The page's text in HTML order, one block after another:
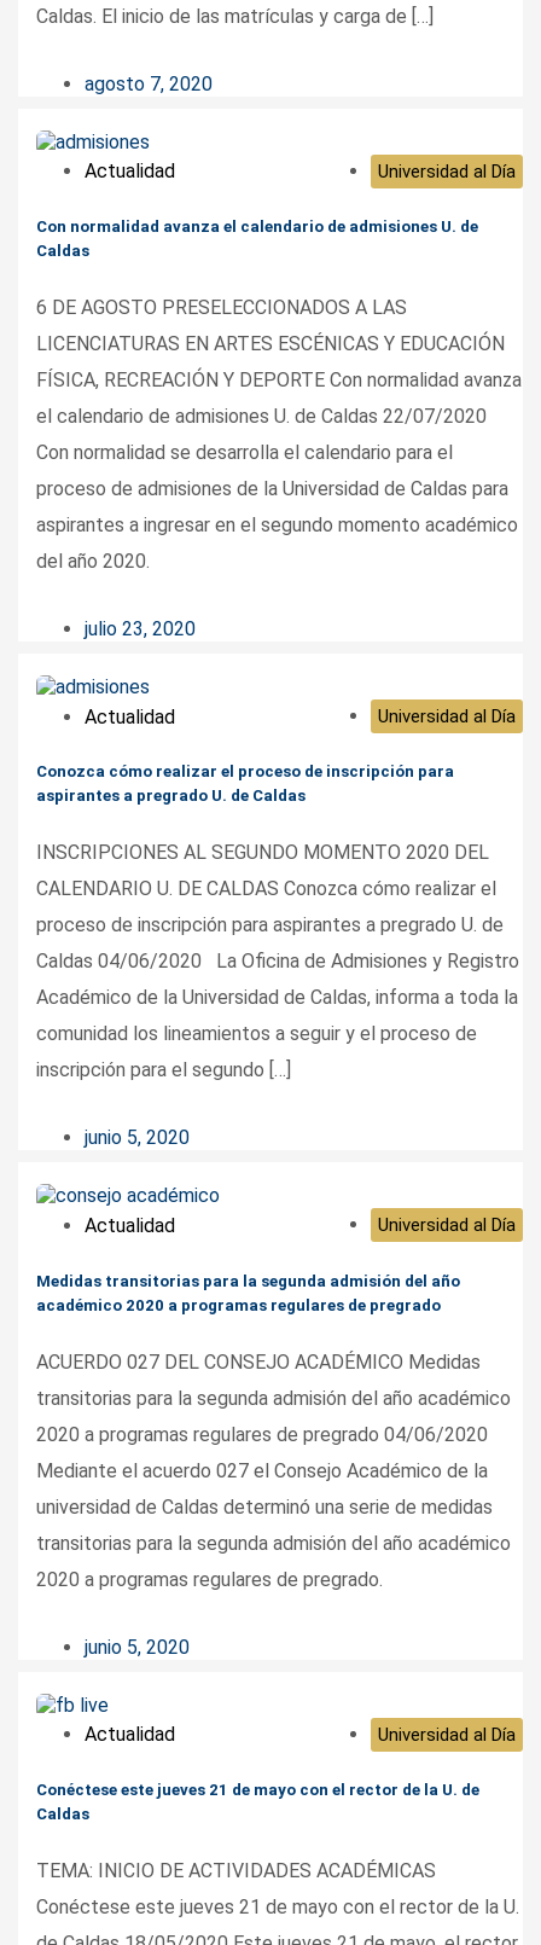
Caldas. El inicio de las matrículas y carga de […]
agosto 7, 2020
Actualidad Universidad al Día
Con normalidad avanza el calendario de admisiones U. de
Caldas
6 DE AGOSTO PRESELECCIONADOS A LAS
LICENCIATURAS EN ARTES ESCÉNICAS Y EDUCACIÓN
FÍSICA, RECREACIÓN Y DEPORTE Con normalidad avanza
el calendario de admisiones U. de Caldas 22/07/2020
Con normalidad se desarrolla el calendario para el
proceso de admisiones de la Universidad de Caldas para
aspirantes a ingresar en el segundo momento académico
del año 2020.
julio 23, 2020
Actualidad Universidad al Día
Conozca cómo realizar el proceso de inscripción para
aspirantes a pregrado U. de Caldas
INSCRIPCIONES AL SEGUNDO MOMENTO 2020 DEL
CALENDARIO U. DE CALDAS Conozca cómo realizar el
proceso de inscripción para aspirantes a pregrado U. de
Caldas 04/06/2020 La Oficina de Admisiones y Registro
Académico de la Universidad de Caldas, informa a toda la
comunidad los lineamientos a seguir y el proceso de
inscripción para el segundo […]
junio 5, 2020
Actualidad Universidad al Día
Medidas transitorias para la segunda admisión del año
académico 2020 a programas regulares de pregrado
ACUERDO 027 DEL CONSEJO ACADÉMICO Medidas
transitorias para la segunda admisión del año académico
2020 a programas regulares de pregrado 04/06/2020
Mediante el acuerdo 027 el Consejo Académico de la
universidad de Caldas determinó una serie de medidas
transitorias para la segunda admisión del año académico
2020 a programas regulares de pregrado.
junio 5, 2020
Actualidad Universidad al Día
Conéctese este jueves 21 de mayo con el rector de la U. de
Caldas
TEMA: INICIO DE ACTIVIDADES ACADÉMICAS
Conéctese este jueves 21 de mayo con el rector de la U.